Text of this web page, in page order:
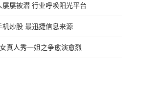
屡屡被潜 行业呼唤阳光平台
机炒股 最迅捷信息来源
真人秀一姐之争愈演愈烈